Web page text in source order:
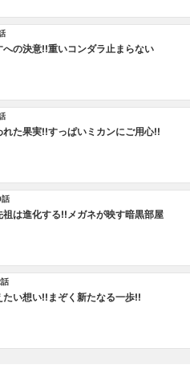
への決意!!重いコンダラ止まらない
れた果実!!すっぱいミカンにご用心!!
話
祖は進化する!!メガネが映す暗黒部屋
たい想い!!まぞく新たなる一歩!!